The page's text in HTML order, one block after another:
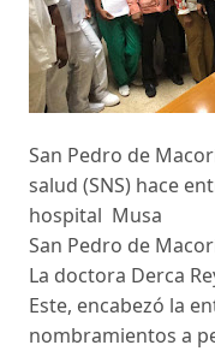
San Pedro de
salud (SNS) hace
hospital Musa
San Pedro de
La doctora Derca
Este, encabezó la
nombramientos a